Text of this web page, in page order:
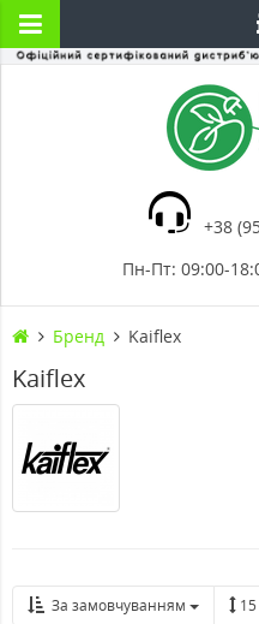
+38
Пн-Пт: 09:00-
Бренд Kaiflex
Kaiflex
За замовчуванням 15